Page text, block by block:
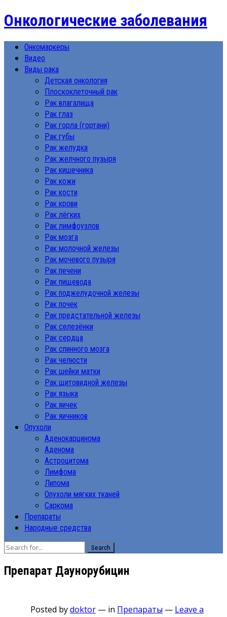
Онкологические заболевания
Онкомаркеры
Видео
Виды рака
Детская онкология
Плоскоклеточный рак
Рак влагалища
Рак глаз
Рак горла (гортани)
Рак губы
Рак желудка
Рак желчного пузыря
Рак кишечника
Рак кожи
Рак кости
Рак крови
Рак лёгких
Рак лимфоузлов
Рак мозга
Рак молочной железы
Рак мочевого пузыря
Рак печени
Рак пищевода
Рак поджелудочной железы
Рак почек
Рак предстательной железы
Рак селезёнки
Рак сердца
Рак спинного мозга
Рак челюсти
Рак шейки матки
Рак щитовидной железы
Рак языка
Рак яичек
Рак яичников
Опухоли
Аденокарцинома
Аденома
Астроцитома
Лимфома
Липома
Опухоли мягких тканей
Саркома
Препараты
Народные средства
Search
Препарат Даунорубицин
Posted bydoktor — in Препараты — Leave a